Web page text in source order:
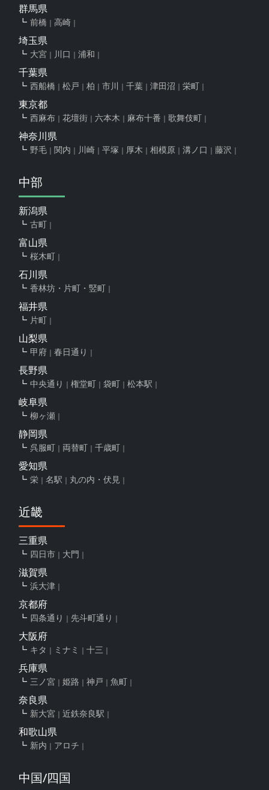
群馬県
前橋 高崎
埼玉県
大宮 川口 浦和
千葉県
西船橋 松戸 柏 市川 千葉 津田沼 栄町
東京都
西麻布 花壇街 六本木 麻布十番 歌舞伎町
神奈川県
野毛 関内 川崎 平塚 厚木 相模原 溝ノ口 藤沢
中部
新潟県
古町
富山県
桜木町
石川県
香林坊・片町・竪町
福井県
片町
山梨県
甲府 春日通り
長野県
中央通り 権堂町 袋町 松本駅
岐阜県
柳ヶ瀬
静岡県
呉服町 両替町 千歳町
愛知県
栄 名駅 丸の内・伏見
近畿
三重県
四日市 大門
滋賀県
浜大津
京都府
四条通り 先斗町通り
大阪府
キタ ミナミ 十三
兵庫県
三ノ宮 姫路 神戸 魚町
奈良県
新大宮 近鉄奈良駅
和歌山県
新内 アロチ
中国/四国